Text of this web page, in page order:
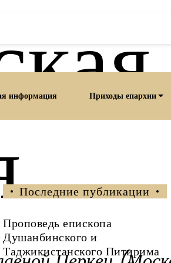
информация Приходы епархии
Последние публикации
Проповедь епископа
Душанбинского и
Таджикистанского Питирима